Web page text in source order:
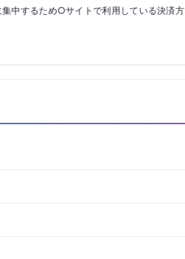
中するため○サイトで利用している決済方